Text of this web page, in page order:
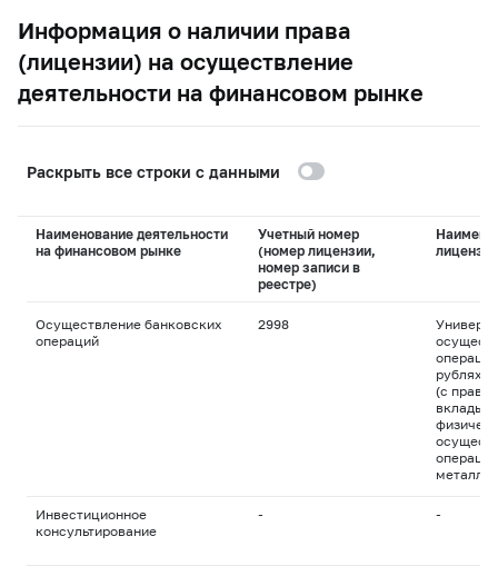
Информация о наличии права
(лицензии) на осуществление
деятельности на финансовом рынке
Раскрыть все строки с данными
Наименование деятельности
на финансовом рынке
Учетный номер
(номер лицензии,
номер записи в
реестре)
лицензии
Осуществление банковских
операций
2998
рублях и
(с
вклады
Инвестиционное
консультирование
- -